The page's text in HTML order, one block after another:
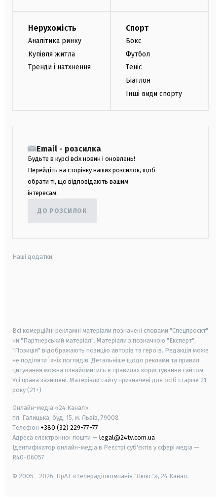
Нерухомість
Аналітика ринку
Купівля житла
Тренди і натхнення
Спорт
Бокс
Футбол
Теніс
Біатлон
Інші види спорту
Email - розсилка
Будьте в курсі всіх новин і оновлень!
Перейдіть на сторінку наших розсилок, щоб
обрати ті, що відповідають вашим
інтересам.
ДО РОЗСИЛОК
Наші додатки:
Всі комерційні рекламні матеріали позначені словами "Спецпроєкт"
чи "Партнерський матеріал". Матеріали з позначкою "Експерт",
"Позиція" відображають позицію авторів та героїв. Редакція може
не поділяти їхніх поглядів. Детальніше щодо реклами та правил
цитування можна ознайомитись в правилах користування сайтом.
Усі права захищені. Матеріали сайту призначені для осіб старше 21
року (21+)
Онлайн-медіа «24 Канал»
пл. Галицька, буд. 15, м. Львів, 79008
Телефон +380 (32) 229-77-77
Адреса електронної пошти — legal@24tv.com.ua
Ідентифікатор онлайн-медіа в Реєстрі суб'єктів у сфері медіа —
R40-06057
© 2005—2026, ПрАТ «Телерадіокомпанія "Люкс"», 24 Канал.